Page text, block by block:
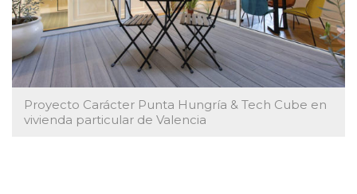
Proyecto Carácter Punta Hungría & Tech Cube en
vivienda particular de Valencia